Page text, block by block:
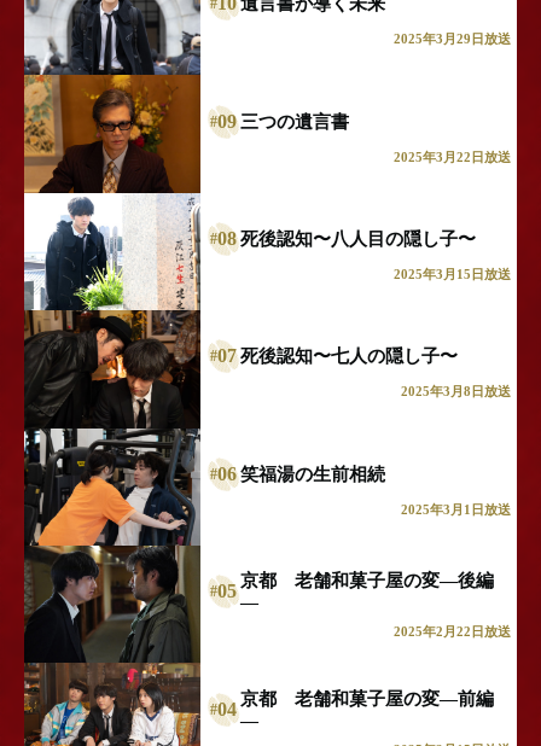
土壌汚染の毒物が検出されたことで、土地の資産価値が
だいぶ落ちてしまうと知ったケンジイが肩を落とす中、
検査結果が腑に落ちない灰江は、『小松材木店』に直接
話を聞くために移転先を訪ねる……と、表で真央と鉢合
わせ。真央も飯山の説明が本当かどうか確かめに来たの
だ。真央が言うには、飯山が笑福湯に来るようになった
のは半年くらい前。「なんか苦手なんですよね、あの人
たち」。銭湯育ちのおかげで苦手な人が滅多にいない真
央が、飯山に対してはずっと違和感を抱いていて……。
#
2025年3月29日放送
#09 三つの遺言書
2025年3月22日放送
#08死後認知〜八人目の隠し子〜
2025年3月15日放送
#07死後認知〜七人の隠し子〜
2025年3月8日放送
#06笑福湯の生前相続
2025年3月1日放送
#05京都 老舗和菓子屋の変―後編
―
2025年2月22日放送
#04京都 老舗和菓子屋の変―前編
―